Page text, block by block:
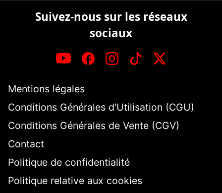
Suivez-nous sur les réseaux
sociaux
Mentions légales
Conditions Générales d'Utilisation (CGU)
Conditions Générales de Vente (CGV)
Contact
Politique de confidentialité
Politique relative aux cookies